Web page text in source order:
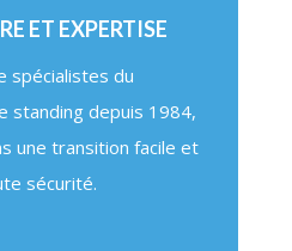
ET EXPERTISE
spécialistes du
standing depuis 1984,
une transition facile et
sécurité.